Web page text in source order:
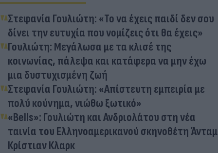
Στεφανία Γουλιώτη: «Το να έχεις παιδί δεν σου
δίνει την ευτυχία που νομίζεις ότι θα έχεις»
Γουλιώτη: Μεγάλωσα με τα κλισέ της
κοινωνίας, πάλεψα και κατάφερα να μην έχω
μια δυστυχισμένη ζωή
Στεφανία Γουλιώτη: «Απίστευτη εμπειρία με
πολύ κούνημα, νιώθω ξωτικό»
«Bells»: Γουλιώτη και Ανδριολάτου στη νέα
ταινία του Ελληνοαμερικανού σκηνοθέτη Άνταμ
Κρίστιαν Κλαρκ